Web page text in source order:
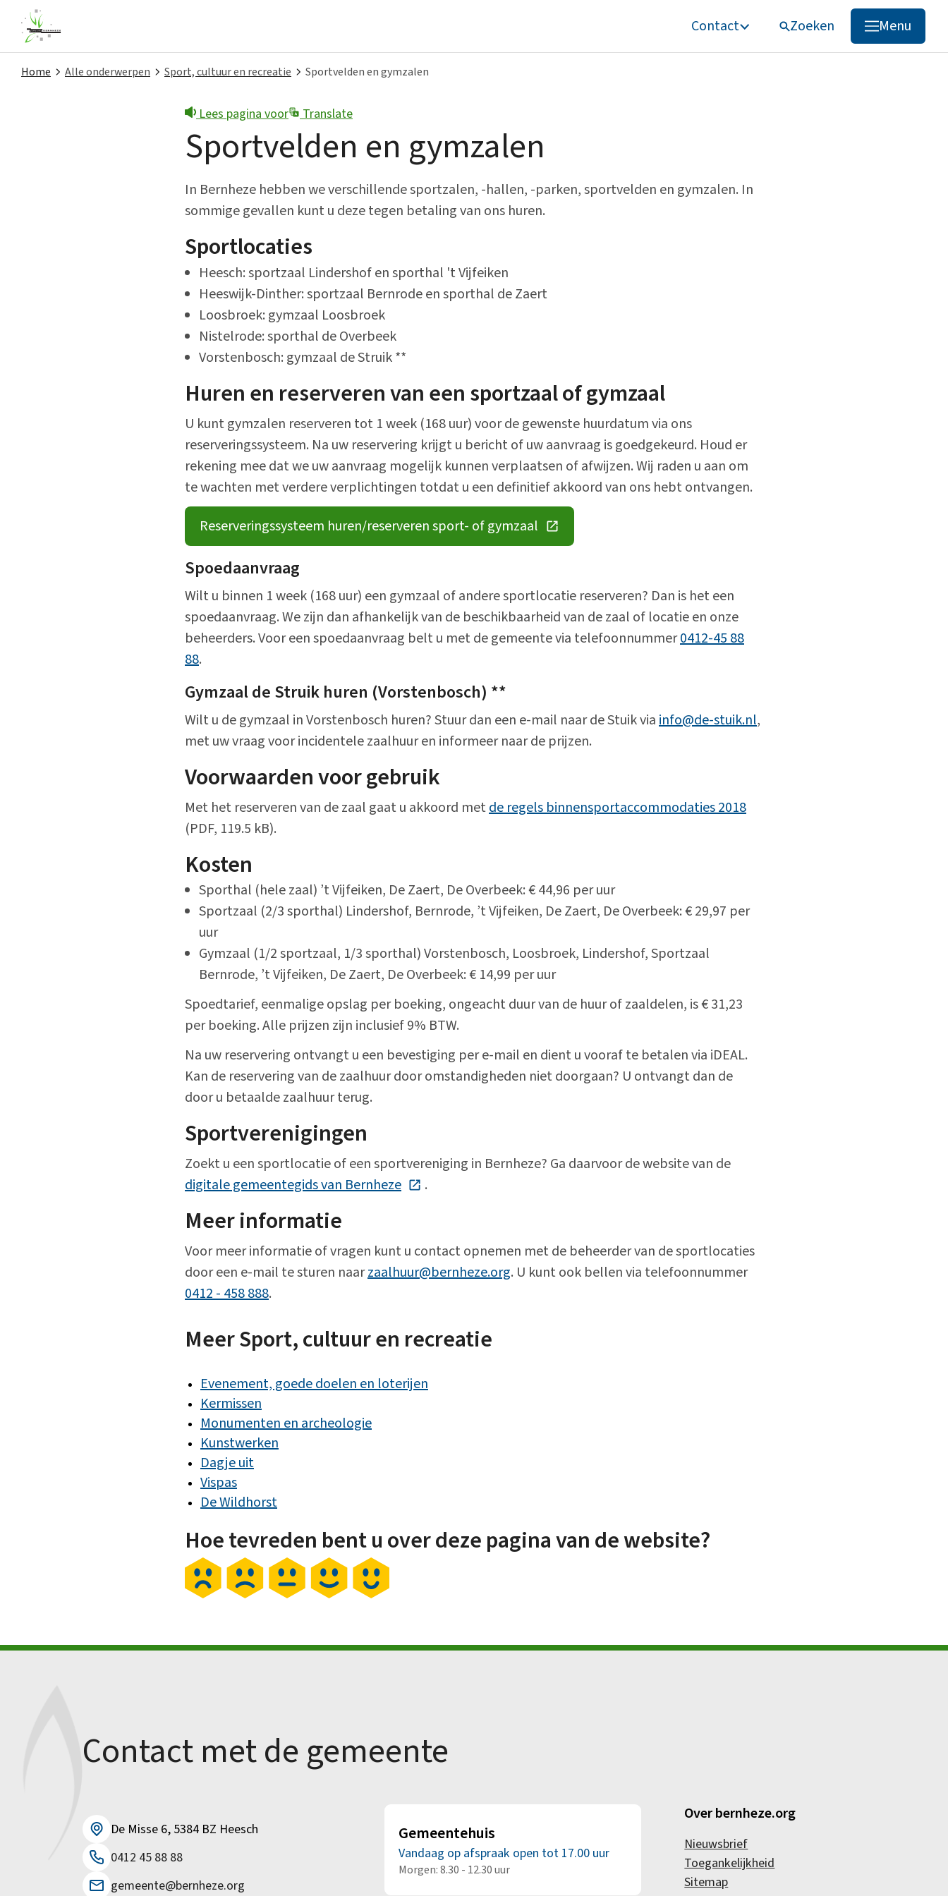
Contact Zoeken
Menu
Zoeken
Melding doen
Alle onderwerpen
Bekendmakingen
College van B&W
Gemeenteraad
Vacatures
Verordeningen en beleid
Alle onderwerpen
Home Alle onderwerpen Sport, cultuur en recreatie Sportvelden en gymzalen
Lees pagina voor Translate
Sportvelden en gymzalen
In Bernheze hebben we verschillende sportzalen, -hallen, -parken, sportvelden en gymzalen. In
sommige gevallen kunt u deze tegen betaling van ons huren.
Sportlocaties
Heesch: sportzaal Lindershof en sporthal 't Vijfeiken
Heeswijk-Dinther: sportzaal Bernrode en sporthal de Zaert
Loosbroek: gymzaal Loosbroek
Nistelrode: sporthal de Overbeek
Vorstenbosch: gymzaal de Struik **
Huren en reserveren van een sportzaal of gymzaal
U kunt gymzalen reserveren tot 1 week (168 uur) voor de gewenste huurdatum via ons
reserveringssysteem. Na uw reservering krijgt u bericht of uw aanvraag is goedgekeurd. Houd er
rekening mee dat we uw aanvraag mogelijk kunnen verplaatsen of afwijzen. Wij raden u aan om
te wachten met verdere verplichtingen totdat u een definitief akkoord van ons hebt ontvangen.
Reserveringssysteem huren/reserveren sport- of gymzaal
(Deze link gaat naar een externe website)
Spoedaanvraag
Wilt u binnen 1 week (168 uur) een gymzaal of andere sportlocatie reserveren? Dan is het een
spoedaanvraag. We zijn dan afhankelijk van de beschikbaarheid van de zaal of locatie en onze
beheerders. Voor een spoedaanvraag belt u met de gemeente via telefoonnummer0412-45 88
88.
Gymzaal de Struik huren (Vorstenbosch) **
Wilt u de gymzaal in Vorstenbosch huren? Stuur dan een e-mail naar de Stuik via info@de-stuik.nl,
met uw vraag voor incidentele zaalhuur en informeer naar de prijzen.
Voorwaarden voor gebruik
Met het reserveren van de zaal gaat u akkoord metde regels binnensportaccommodaties 2018
(PDF, 119.5 kB).
Kosten
Sporthal (hele zaal) ’t Vijfeiken, De Zaert, De Overbeek: € 44,96 per uur
Sportzaal (2/3 sporthal) Lindershof, Bernrode, ’t Vijfeiken, De Zaert, De Overbeek: € 29,97 per
uur
Gymzaal (1/2 sportzaal, 1/3 sporthal) Vorstenbosch, Loosbroek, Lindershof, Sportzaal
Bernrode, ’t Vijfeiken, De Zaert, De Overbeek: € 14,99 per uur
Spoedtarief, eenmalige opslag per boeking, ongeacht duur van de huur of zaaldelen, is € 31,23
per boeking. Alle prijzen zijn inclusief 9% BTW.
Na uw reservering ontvangt u een bevestiging per e-mail en dient u vooraf te betalen via iDEAL.
Kan de reservering van de zaalhuur door omstandigheden niet doorgaan? U ontvangt dan de
door u betaalde zaalhuur terug.
Sportverenigingen
Zoekt u een sportlocatie of een sportvereniging in Bernheze? Ga daarvoor de website van de
digitale gemeentegids van Bernheze (Deze link gaat naar een externe website)
.
Meer informatie
Voor meer informatie of vragen kunt u contact opnemen met de beheerder van de sportlocaties
door een e-mail te sturen naarzaalhuur@bernheze.org. U kunt ook bellen via telefoonnummer
0412 - 458 888.
Meer Sport, cultuur en recreatie
Evenement, goede doelen en loterijen
Kermissen
Monumenten en archeologie
Kunstwerken
Dagje uit
Vispas
De Wildhorst
Hoe tevreden bent u over deze pagina van de website?
Contact met de gemeente
De Misse 6, 5384 BZ Heesch
0412 45 88 88
gemeente@bernheze.org
Gemeentehuis
Vandaag op afspraak open tot 17.00 uur
Morgen: 8.30 - 12.30 uur
Over bernheze.org
Nieuwsbrief
Toegankelijkheid
Sitemap